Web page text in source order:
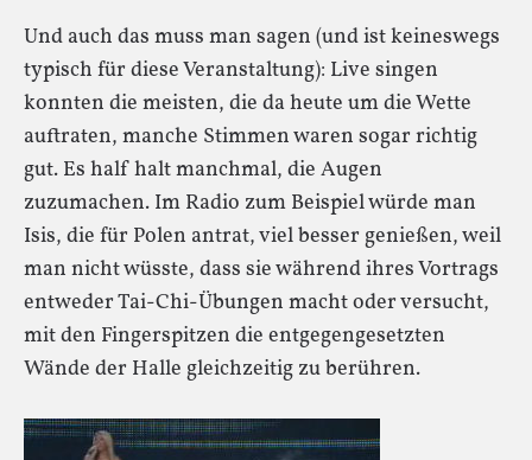
Und auch das muss man sagen (und ist keineswegs
typisch für diese Veranstaltung): Live singen
konnten die meisten, die da heute um die Wette
auftraten, manche Stimmen waren sogar richtig
gut. Es half halt manchmal, die Augen
zuzumachen. Im Radio zum Beispiel würde man
Isis, die für Polen antrat, viel besser genießen, weil
man nicht wüsste, dass sie während ihres Vortrags
entweder Tai-Chi-Übungen macht oder versucht,
mit den Fingerspitzen die entgegengesetzten
Wände der Halle gleichzeitig zu berühren.